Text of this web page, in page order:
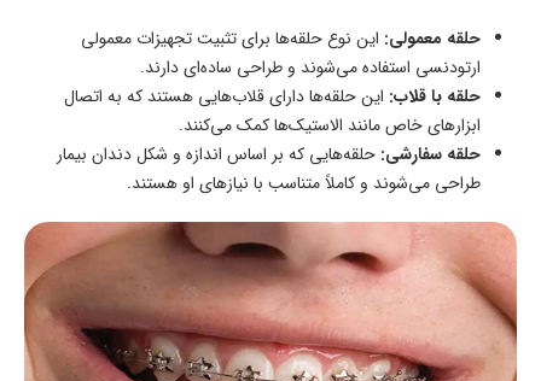
حلقه معمولی: این نوع حلقه‌ها برای تثبیت تجهیزات معمولی
ارتودنسی استفاده می‌شوند و طراحی ساده‌ای دارند.
حلقه با قلاب: این حلقه‌ها دارای قلاب‌هایی هستند که به اتصال
ابزارهای خاص مانند الاستیک‌ها کمک می‌کنند.
حلقه سفارشی: حلقه‌هایی که بر اساس اندازه و شکل دندان بیمار
طراحی می‌شوند و کاملاً متناسب با نیازهای او هستند.